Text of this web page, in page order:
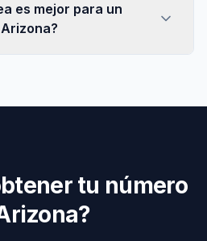
es mejor para un
tu número